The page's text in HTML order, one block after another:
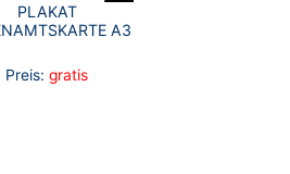
PLAKAT
A3
Preis: gratis